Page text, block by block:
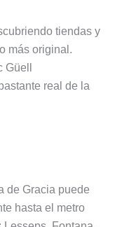
tiendas y
más original.
real de la
de Gracia puede
hasta el metro